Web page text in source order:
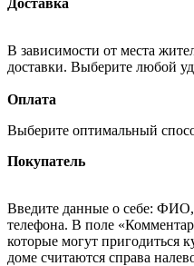
В зависимости от места
доставки. Выберите любой
Оплата
Выберите оптимальный
Покупатель
Введите данные о себе: ФИО,
телефона. В поле
которые могут пригодиться
доме считаются справа